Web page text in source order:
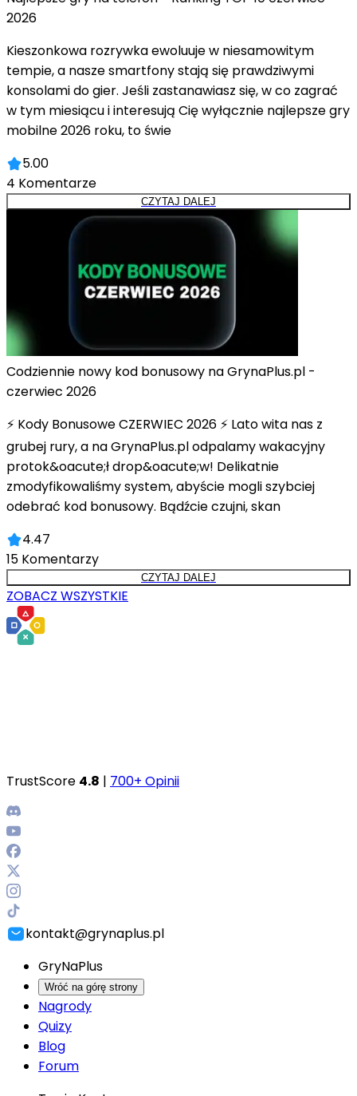
2026
Kieszonkowa rozrywka ewoluuje w niesamowitym
tempie, a nasze smartfony stają się prawdziwymi
konsolami do gier. Jeśli zastanawiasz się, w co zagrać
w tym miesiącu i interesują Cię wyłącznie najlepsze gry
mobilne 2026 roku, to świe
5.00
4 Komentarze
CZYTAJ DALEJ
Codziennie nowy kod bonusowy na GrynaPlus.pl -
czerwiec 2026
⚡ Kody Bonusowe CZERWIEC 2026 ⚡ Lato wita nas z
grubej rury, a na GrynaPlus.pl odpalamy wakacyjny
protok&oacute;ł drop&oacute;w! Delikatnie
zmodyfikowaliśmy system, abyście mogli szybciej
odebrać kod bonusowy. Bądźcie czujni, skan
4.47
15 Komentarzy
CZYTAJ DALEJ
ZOBACZ WSZYSTKIE
TrustScore 4.8 | 700+ Opinii
kontakt@grynaplus.pl
GryNaPlus
Wróć na górę strony
Nagrody
Quizy
Blog
Forum